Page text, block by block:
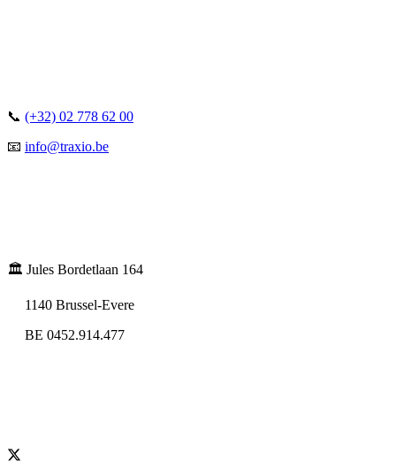
📞 (+32) 02 778 62 00
📧 info@traxio.be
🏛️ Jules Bordetlaan 164
1140 Brussel-Evere
BE 0452.914.477